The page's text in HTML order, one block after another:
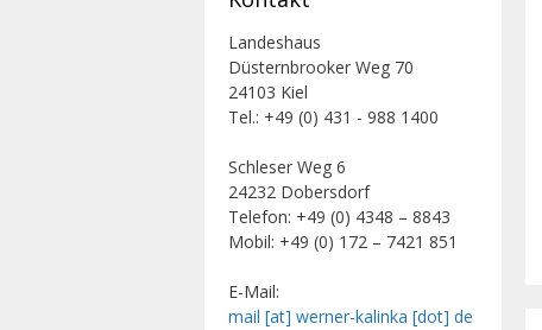
Landeshaus
Düsternbrooker Weg 70
24103 Kiel
Tel.: +49 (0) 431 - 988 1400
Schleser Weg 6
24232 Dobersdorf
Telefon: +49 (0) 4348 – 8843
Mobil: +49 (0) 172 – 7421 851
E-Mail:
mail [at] werner-kalinka [dot] de